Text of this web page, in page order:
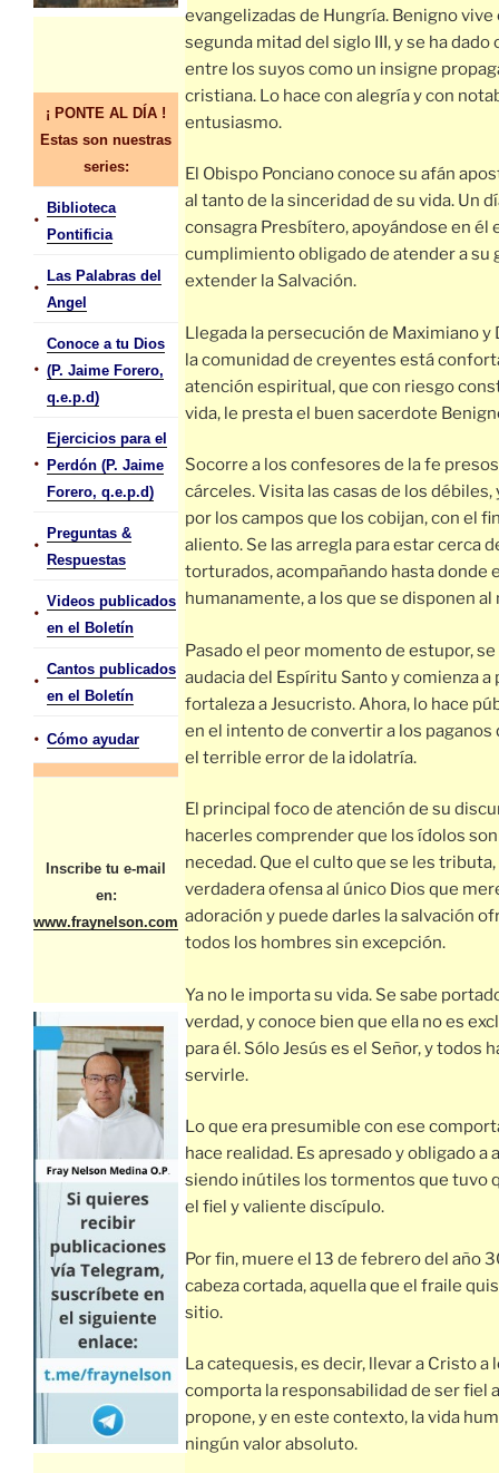
¡ PONTE AL DÍA !
Estas son nuestras
series:
•
Biblioteca
Pontificia
•
Las Palabras del
Angel
•
Conoce a tu Dios
(P. Jaime Forero,
q.e.p.d)
•
Ejercicios para el
Perdón (P. Jaime
Forero, q.e.p.d)
•
Preguntas &
Respuestas
•
Videos publicados
en el Boletín
•
Cantos publicados
en el Boletín
• Cómo ayudar
Inscribe tu e-mail
en:
www.fraynelson.com
evangelizadas de Hungría. Benigno vive
segunda mitad del siglo III, y se ha dado
entre los suyos como un insigne
cristiana. Lo hace con alegría y con
entusiasmo.
El Obispo Ponciano conoce su afán
al tanto de la sinceridad de su vida. Un
consagra Presbítero, apoyándose en él
cumplimiento obligado de atender a su
extender la Salvación.
Llegada la persecución de Maximiano y
la comunidad de creyentes está
atención espiritual, que con riesgo
vida, le presta el buen sacerdote
Socorre a los confesores de la fe
cárceles. Visita las casas de los débiles,
por los campos que los cobijan, con el
aliento. Se las arregla para estar cerca
torturados, acompañando hasta donde
humanamente, a los que se disponen
Pasado el peor momento de estupor, se
audacia del Espíritu Santo y comienza a
fortaleza a Jesucristo. Ahora, lo hace
en el intento de convertir a los paganos
el terrible error de la idolatría.
El principal foco de atención de su
hacerles comprender que los ídolos
necedad. Que el culto que se les
verdadera ofensa al único Dios que
adoración y puede darles la salvación
todos los hombres sin excepción.
Ya no le importa su vida. Se sabe
verdad, y conoce bien que ella no es
para él. Sólo Jesús es el Señor, y todos
servirle.
Lo que era presumible con ese
hace realidad. Es apresado y obligado a
siendo inútiles los tormentos que tuvo
el fiel y valiente discípulo.
Por fin, muere el 13 de febrero del año
cabeza cortada, aquella que el fraile
sitio.
La catequesis, es decir, llevar a Cristo a
comporta la responsabilidad de ser fiel
propone, y en este contexto, la vida
ningún valor absoluto.